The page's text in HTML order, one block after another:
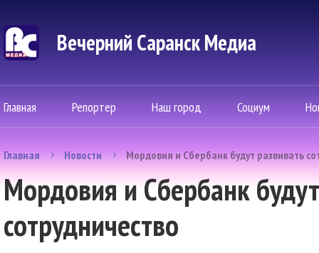
Вечерний Саранск Mедиа
Главная Репортер Наш город Социум
Главная Новости Мордовия и Сбербанк будут развивать
Мордовия и Сбербанк
сотрудничество